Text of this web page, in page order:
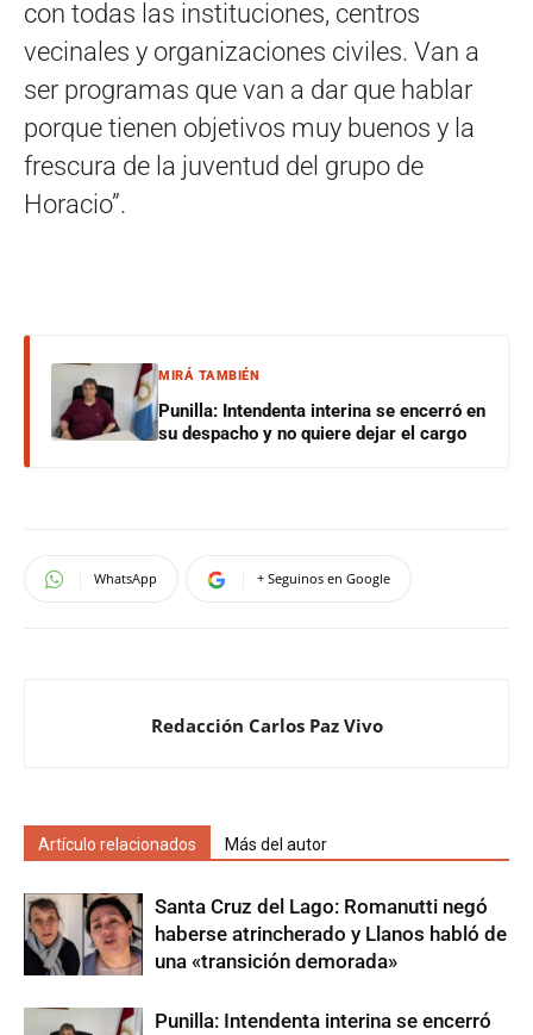
con todas las instituciones, centros
vecinales y organizaciones civiles. Van a
ser programas que van a dar que hablar
porque tienen objetivos muy buenos y la
frescura de la juventud del grupo de
Horacio”.
MIRÁ TAMBIÉN
Punilla: Intendenta interina se encerró en
su despacho y no quiere dejar el cargo
WhatsApp + Seguinos en Google
Redacción Carlos Paz Vivo
Artículo relacionados Más del autor
Santa Cruz del Lago: Romanutti negó
haberse atrincherado y Llanos habló de
una «transición demorada»
Punilla: Intendenta interina se encerró